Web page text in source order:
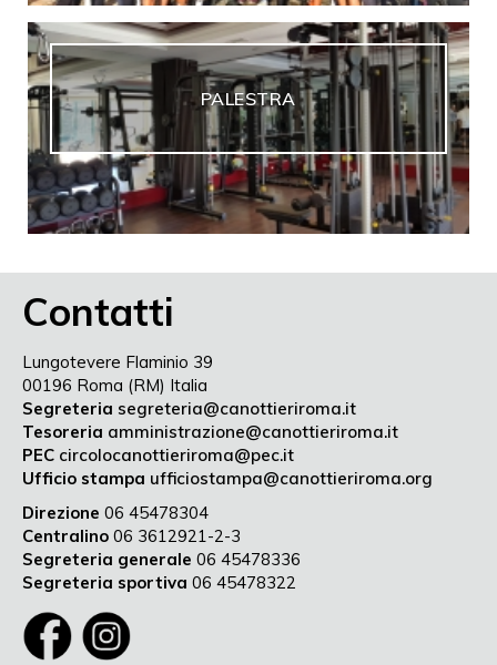
PALESTRA
Contatti
Lungotevere Flaminio 39
00196 Roma (RM) Italia
Segreteria segreteria@canottieriroma.it
Tesoreria amministrazione@canottieriroma.it
PEC circolocanottieriroma@pec.it
Ufficio stampa ufficiostampa@canottieriroma.org
Direzione 06 45478304
Centralino 06 3612921-2-3
Segreteria generale 06 45478336
Segreteria sportiva 06 45478322